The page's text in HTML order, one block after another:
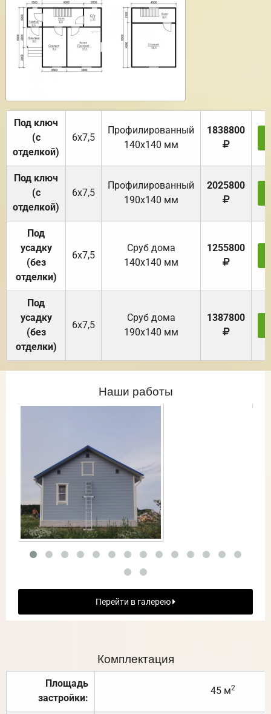
Под ключ
(с
отделкой)
6х7,5
Профилированный
140х140 мм
1838800
Под ключ
(с
отделкой)
6х7,5
Профилированный
190х140 мм
2025800
Под
усадку
(без
отделки)
6х7,5
Cруб дома
140х140 мм
1255800
Под
усадку
(без
отделки)
6х7,5
Cруб дома
190х140 мм
1387800
Наши работы
Перейти в галерею
Комплектация
Площадь
застройки:
45 м2